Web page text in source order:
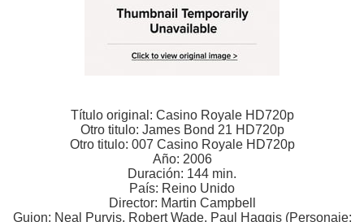
Título original: Casino Royale HD720p
Otro titulo: James Bond 21 HD720p
Otro titulo: 007 Casino Royale HD720p
Año: 2006
Duración: 144 min.
País: Reino Unido
Director: Martin Campbell
Guion: Neal Purvis, Robert Wade, Paul Haggis (Personaje: